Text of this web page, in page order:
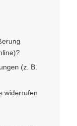
(z. B.
widerrufen